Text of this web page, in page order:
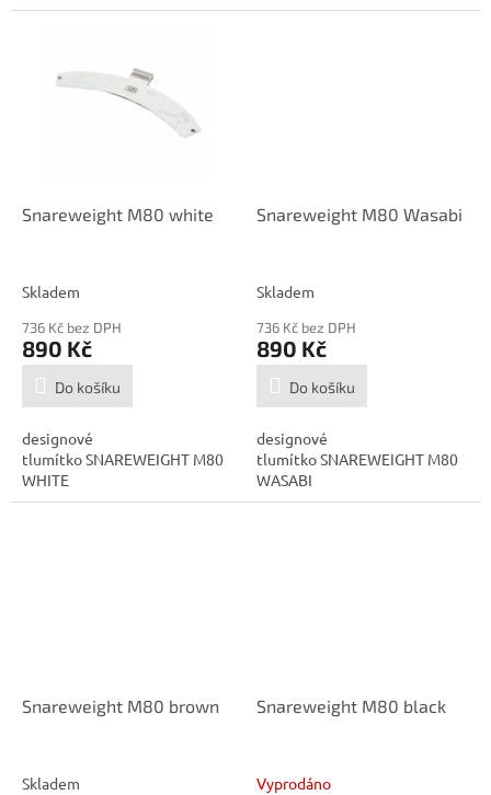
Snareweight M80 white
Skladem
736 Kč bez DPH
890 Kč
Do košíku
designové
tlumítko SNAREWEIGHT M80
WHITE
Snareweight M80 Wasabi
Skladem
736 Kč bez DPH
890 Kč
Do košíku
designové
tlumítko SNAREWEIGHT M80
WASABI
Snareweight M80 brown
Skladem
Snareweight M80 black
Vyprodáno